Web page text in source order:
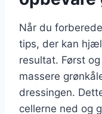
Når du
tips, der kan
resultat. Først
massere
dressingen.
cellerne ned og